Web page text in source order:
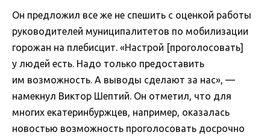
Он предложил все же не спешить с оценкой работы
руководителей муниципалитетов по мобилизации
горожан на плебисцит. «Настрой [проголосовать]
у людей есть. Надо только предоставить
им возможность. А выводы сделают за нас», —
намекнул Виктор Шептий. Он отметил, что для
многих екатеринбуржцев, например, оказалась
новостью возможность проголосовать досрочно